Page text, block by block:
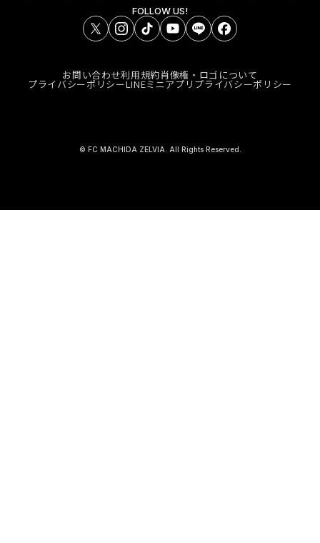
FOLLOW US!
お問い合わせ利用規約肖像権・ロゴについて
プライバシーポリシーLINEミニアプリプライバシーポリシー
© FC MACHIDA ZELVIA. All Rights Reserved.